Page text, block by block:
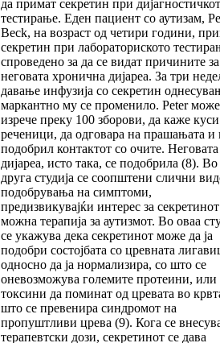
да примат секретин при
тестирање. Еден пациент со аутизам,
Beck, на возраст од четири години,
секретин при лабораториското
спроведено за да се видат причините за
неговата хронична дијареа. За три
давање инфузија со секретин
маркантно му се променило. Peter
изрече преку 100 зборови, да каже куси
реченици, да одговара на прашањата и
подобрил контактот со очите. Неговата
дијареа, исто така, се подобрила (8). Во
друга студија се соопштени слични
подобрувања на симптоми,
предизвикувајќи интерес за
можна терапија за аутизмот. Во оваа
се укажува дека секретинот може да ја
подобри состојбата со цревната
односно да ја нормализира, со што се
оневозможува големите протеини, или
токсини да поминат од цревата во
што се превенира синдромот на
пропуштливи црева (9). Кога се
терапевтски дози, секретинот се дава